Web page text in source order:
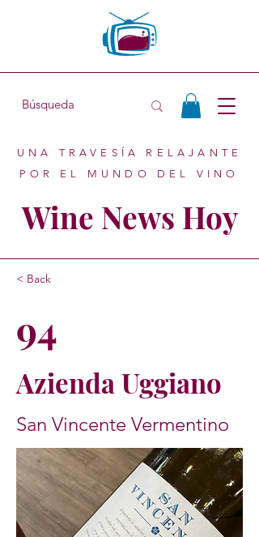
Wine News Hoy
UNA TRAVESÍA RELAJANTE
POR EL MUNDO DEL VINO
< Back
94
Azienda Uggiano
San Vincente Vermentino